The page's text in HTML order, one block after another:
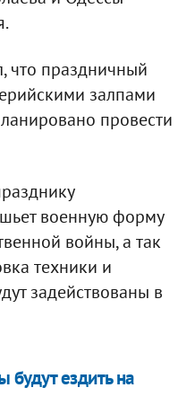
что праздничный
залпами
провести
военную форму
войны, а так
техники и
задействованы в
ездить на